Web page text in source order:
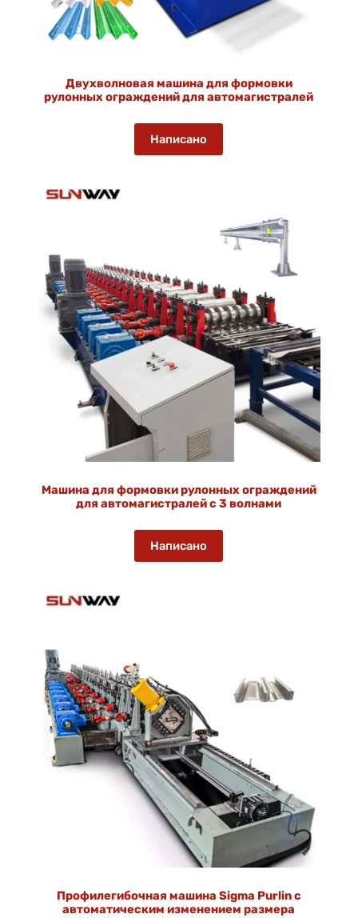
Двухволновая машина для формовки
рулонных ограждений для автомагистралей
Написано
Машина для формовки рулонных ограждений
для автомагистралей с 3 волнами
Написано
Профилегибочная машина Sigma Purlin с
автоматическим изменением размера